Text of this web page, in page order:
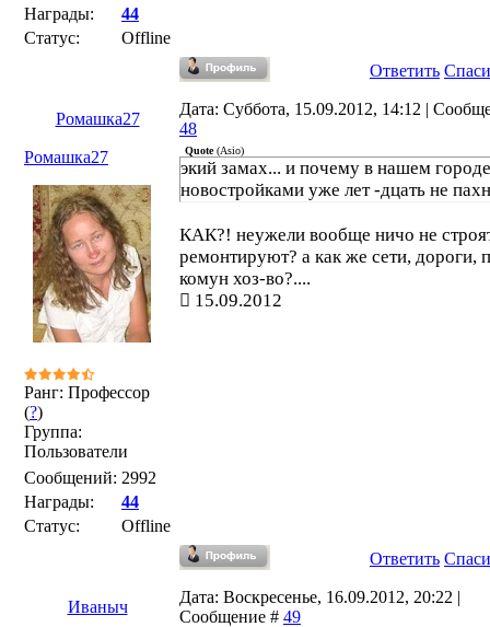
Награды:
44
Статус:
Offline
Ответить
Ромашка27
Дата: Суббота, 15.09.2012, 14:12 |
48
Ромашка27
Ранг: Профессор
(?)
Группа:
Пользователи
Сообщений: 2992
Награды:
44
Статус:
Offline
Quote(Asio)
экий замах... и почему в нашем городе
новостройками уже лет -дцать не
КАК?! неужели вообще ничо не
ремонтируют? а как же сети, дороги,
комун хоз-во?....
15.09.2012
Ответить
Иваныч
Дата: Воскресенье, 16.09.2012, 20:22 |
Сообщение # 49